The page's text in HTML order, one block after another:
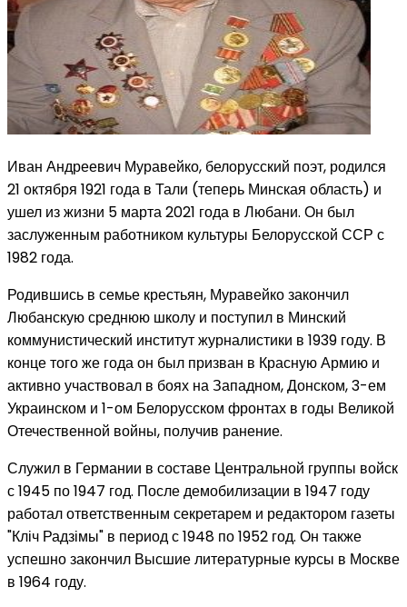
Иван Андреевич Муравейко, белорусский поэт, родился
21 октября 1921 года в Тали (теперь Минская область) и
ушел из жизни 5 марта 2021 года в Любани. Он был
заслуженным работником культуры Белорусской ССР с
1982 года.
Родившись в семье крестьян, Муравейко закончил
Любанскую среднюю школу и поступил в Минский
коммунистический институт журналистики в 1939 году. В
конце того же года он был призван в Красную Армию и
активно участвовал в боях на Западном, Донском, 3-ем
Украинском и 1-ом Белорусском фронтах в годы Великой
Отечественной войны, получив ранение.
Служил в Германии в составе Центральной группы войск
с 1945 по 1947 год. После демобилизации в 1947 году
работал ответственным секретарем и редактором газеты
"Кліч Радзімы" в период с 1948 по 1952 год. Он также
успешно закончил Высшие литературные курсы в Москве
в 1964 году.